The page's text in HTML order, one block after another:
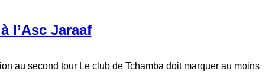
l’Asc Jaraaf
au second tour Le club de Tchamba doit marquer au moins